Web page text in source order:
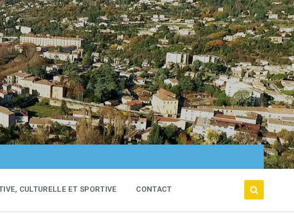
CULTURELLE ET SPORTIVE CONTACT